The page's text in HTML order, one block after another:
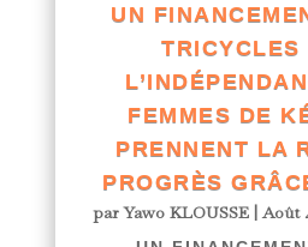
UN
TRICYCLES
FEMMES DE
PRENNENT LA
PROGRÈS
parYawo KLOUSSE| Août